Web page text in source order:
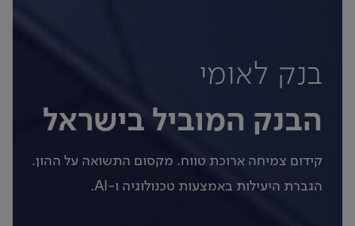
בנק לאומי
הבנק המוביל בישראל
קידום צמיחה ארוכת טווח. מקסום התשואה על ההון.
הגברת היעילות באמצעות טכנולוגיה ו-AI.